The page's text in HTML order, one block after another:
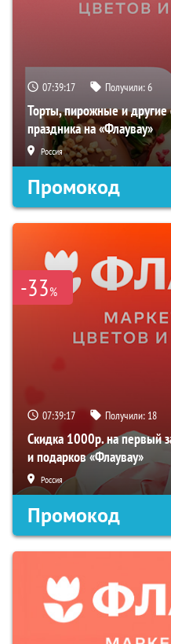
07:39:16 Получили:6
Торты, пирожные и другие
праздника на «Флаувау»
Россия
Промокод
-33%
07:39:16 Получили: 18
Скидка 1000р. на первый
и подарков «Флаувау»
Россия
Промокод